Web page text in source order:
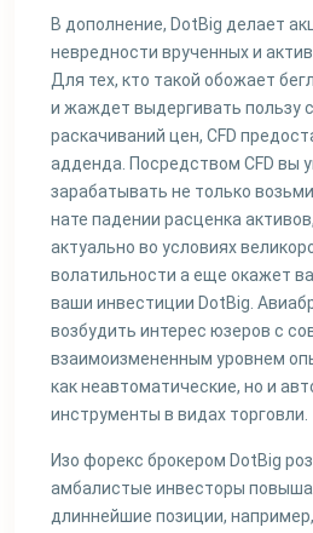
В дополнение, DotBig делает
невредности врученных и
Для тех, кто такой обожает
и жаждет выдергивать пользу
раскачиваний цен, CFD
адденда. Посредством CFD вы
зарабатывать не только
нате падении расценка
актуально во условиях
волатильности а еще окажет
ваши инвестиции DotBig.
возбудить интерес юзеров с
взаимоизмененным уровнем
как неавтоматические, но и
инструменты в видах торговли.
Изо форекс брокером DotBig
амбалистые инвесторы
длиннейшие позиции, например,